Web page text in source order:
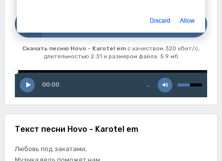
Скачать песню Hovo - Karotel em с качеством 320 кбит/с,
длительностью 2:31 и размером файла: 5.9 мб
00:00 …
Текст песни Hovo - Karotel em
Любовь под закатами,
Discard Allow